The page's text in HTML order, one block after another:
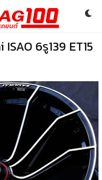
6รู139 ET15